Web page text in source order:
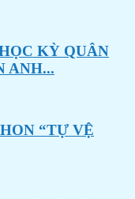
KỲ QUÂN
ANH...
“TỰ VỆ